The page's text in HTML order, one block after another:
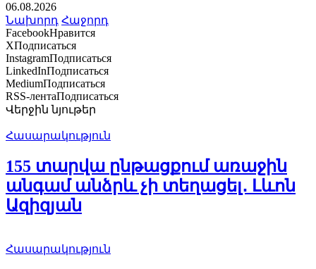
06.08.2026
Նախորդ Հաջորդ
FacebookНравится
XПодписаться
InstagramПодписаться
LinkedInПодписаться
MediumПодписаться
RSS-лентаПодписаться
Վերջին նյութեր
Հասարակություն
155 տարվա ընթացքում առաջին
անգամ անձրև չի տեղացել․ Լևոն
Ազիզյան
Հասարակություն